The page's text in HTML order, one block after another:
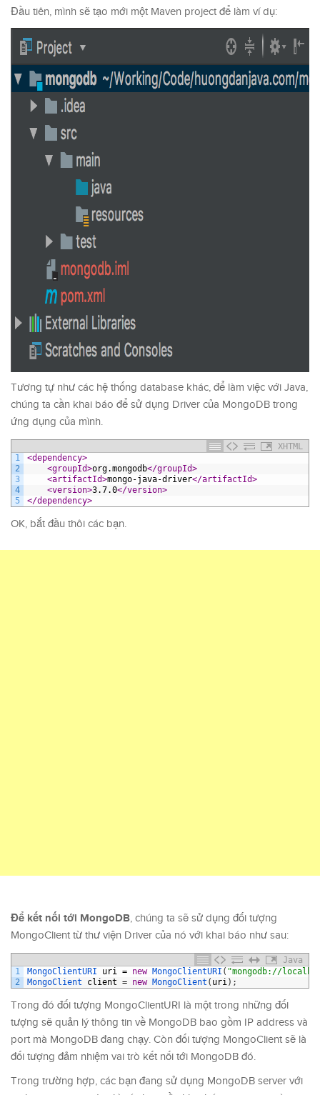
Đầu tiên, mình sẽ tạo mới một Maven project để làm ví dụ:
Tương tự như các hệ thống database khác, để làm việc với Java,
chúng ta cần khai báo để sử dụng Driver của MongoDB trong
ứng dụng của mình.
XHTML
1
2
3
4
5
<dependency>
<groupId>org.mongodb</groupId>
<artifactId>mongo-java-driver</artifactId>
<version>3.7.0</version>
</dependency>
OK, bắt đầu thôi các bạn.
Để kết nối tới MongoDB, chúng ta sẽ sử dụng đối tượng
MongoClient từ thư viện Driver của nó với khai báo như sau:
Java
1
2
MongoClientURI uri = new MongoClientURI ( "mongodb://
MongoClient client = new MongoClient ( uri ) ;
Trong đó đối tượng MongoClientURI là một trong những đối
tượng sẽ quản lý thông tin về MongoDB bao gồm IP address và
port mà MongoDB đang chạy. Còn đối tượng MongoClient sẽ là
đối tượng đảm nhiệm vai trò kết nối tới MongoDB đó.
Trong trường hợp, các bạn đang sử dụng MongoDB server với